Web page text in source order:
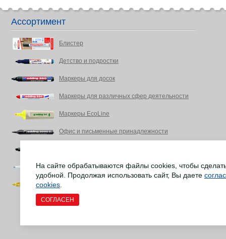
Ассортимент
Блистер
Детство и подростки
Маркеры для досок
Маркеры для различных сфер деятельности
Маркеры EcoLine
Офис и письменные принадлежности
Ремонт напольных деревянных покрытий
Товары для творчества и рукоделия
На сайте обрабатываются файлы cookies, чтобы
удобной. Продолжая использовать сайт, Вы даете
cookies
СОГЛАСЕН